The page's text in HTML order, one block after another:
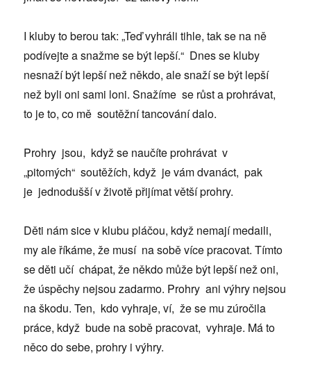
I kluby to berou tak: „Teď vyhráli tihle, tak se na ně
podívejte a snažme se být lepší.“ Dnes se kluby
nesnaží být lepší než někdo, ale snaží se být lepší
než byli oni sami loni. Snažíme se růst a prohrávat,
to je to, co mě soutěžní tancování dalo.
Prohry jsou, když se naučíte prohrávat v
„pitomých“ soutěžích, když je vám dvanáct, pak
je jednodušší v životě přijímat větší prohry.
Děti nám sice v klubu pláčou, když nemají medaili,
my ale říkáme, že musí na sobě více pracovat. Tímto
se děti učí chápat, že někdo může být lepší než oni,
že úspěchy nejsou zadarmo. Prohry ani výhry nejsou
na škodu. Ten, kdo vyhraje, ví, že se mu zúročila
práce, když bude na sobě pracovat, vyhraje. Má to
něco do sebe, prohry i výhry.